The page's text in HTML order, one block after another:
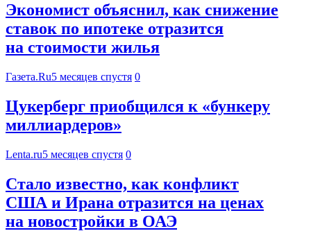
Экономист объяснил, как снижение
ставок по ипотеке отразится
на стоимости жилья
Газета.Ru5 месяцев спустя 0
Цукерберг приобщился к «бункеру
миллиардеров»
Lenta.ru5 месяцев спустя 0
Стало известно, как конфликт
США и Ирана отразится на ценах
на новостройки в ОАЭ